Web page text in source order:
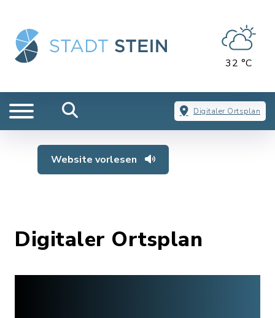
32 °C
Digitaler Ortsplan
Website vorlesen
Digitaler Ortsplan